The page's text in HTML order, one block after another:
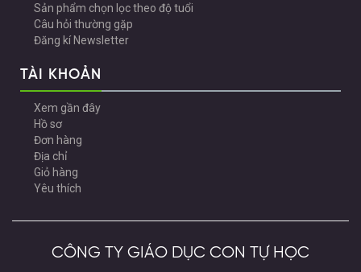
Sản phẩm chọn lọc theo độ tuổi
Câu hỏi thường gặp
Đăng kí Newsletter
TÀI KHOẢN
Xem gần đây
Hồ sơ
Đơn hàng
Địa chỉ
Giỏ hàng
Yêu thích
CÔNG TY GIÁO DỤC CON TỰ HỌC